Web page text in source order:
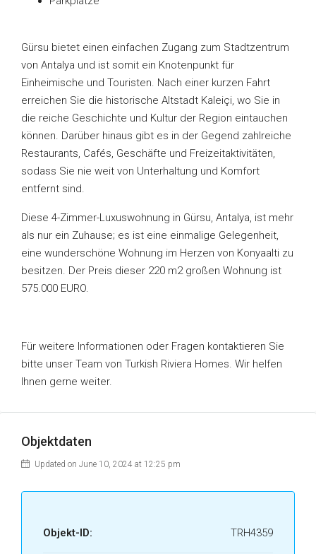
Gürsu bietet einen einfachen Zugang zum Stadtzentrum
von Antalya und ist somit ein Knotenpunkt für
Einheimische und Touristen. Nach einer kurzen Fahrt
erreichen Sie die historische Altstadt Kaleiçi, wo Sie in
die reiche Geschichte und Kultur der Region eintauchen
können. Darüber hinaus gibt es in der Gegend zahlreiche
Restaurants, Cafés, Geschäfte und Freizeitaktivitäten,
sodass Sie nie weit von Unterhaltung und Komfort
entfernt sind.
Diese 4-Zimmer-Luxuswohnung in Gürsu, Antalya, ist mehr
als nur ein Zuhause; es ist eine einmalige Gelegenheit,
eine wunderschöne Wohnung im Herzen von Konyaalti zu
besitzen. Der Preis dieser 220 m2 großen Wohnung ist
575.000 EURO.
Für weitere Informationen oder Fragen kontaktieren Sie
bitte unser Team von Turkish Riviera Homes. Wir helfen
Ihnen gerne weiter.
Objektdaten
Updated on June 10, 2024 at 12:25 pm
Objekt-ID: TRH4359